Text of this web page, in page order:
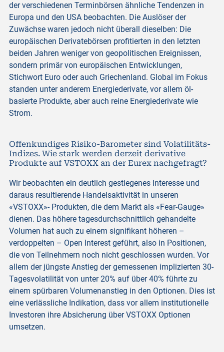
der verschiedenen Terminbörsen ähnliche Tendenzen in
Europa und den USA beobachten. Die Auslöser der
Zuwächse waren jedoch nicht überall dieselben: Die
europäischen Derivatebörsen profitierten in den letzten
beiden Jahren weniger von geopolitischen Ereignissen,
sondern primär von europäischen Entwicklungen,
Stichwort Euro oder auch Griechenland. Global im Fokus
standen unter anderem Energiederivate, vor allem öl-
basierte Produkte, aber auch reine Energiederivate wie
Strom.
Offenkundiges Risiko-Barometer sind Volatilitäts-
Indizes. Wie stark werden derzeit derivative
Produkte auf VSTOXX an der Eurex nachgefragt?
Wir beobachten ein deutlich gestiegenes Interesse und
daraus resultierende Handelsaktivität in unseren
«VSTOXX»- Produkten, die dem Markt als «Fear-Gauge»
dienen. Das höhere tagesdurchschnittlich gehandelte
Volumen hat auch zu einem signifikant höheren –
verdoppelten – Open Interest geführt, also in Positionen,
die von Teilnehmern noch nicht geschlossen wurden. Vor
allem der jüngste Anstieg der gemessenen implizierten 30-
Tagesvolatilität von unter 20% auf über 40% führte zu
einem spürbaren Volumenanstieg in den Optionen. Dies ist
eine verlässliche Indikation, dass vor allem institutionelle
Investoren ihre Absicherung über VSTOXX Optionen
umsetzen.